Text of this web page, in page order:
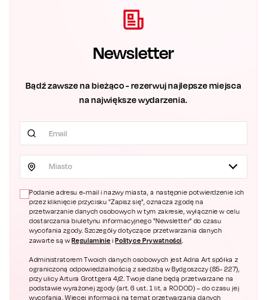
Newsletter
Bądź zawsze na bieżąco - rezerwuj najlepsze miejsca
na największe wydarzenia.
Miasto
Podanie adresu e-mail i nazwy miasta, a następnie potwierdzenie ich
przez kliknięcie przycisku "Zapisz się", oznacza zgodę na
przetwarzanie danych osobowych w tym zakresie, wyłącznie w celu
dostarczania biuletynu informacyjnego "Newsletter" do czasu
wycofania zgody. Szczegóły dotyczące przetwarzania danych
zawarte są wRegulaminie i Polityce Prywatności.
Administratorem Twoich danych osobowych jest Adria Art spółka z
ograniczoną odpowiedzialnością z siedzibą w Bydgoszczy (85- 227),
przy ulicy Artura Grottgera 4/2. Twoje dane będą przetwarzane na
podstawie wyrażonej zgody (art. 6 ust. 1 lit. a RODOD) – do czasu jej
wycofania. Więcej informacji na temat przetwarzania danych